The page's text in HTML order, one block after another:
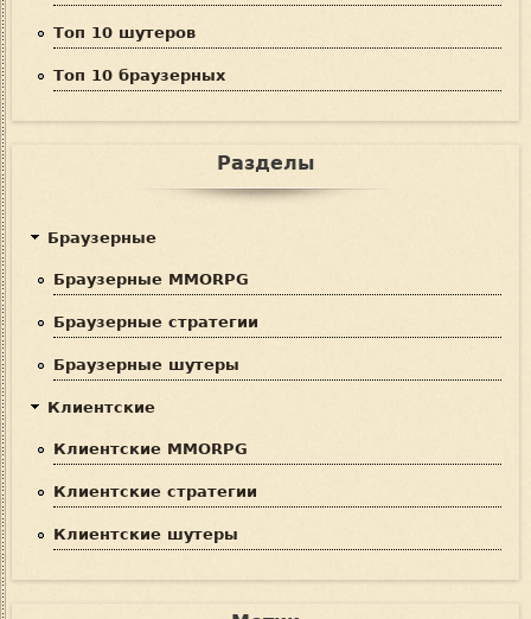
Топ 10 шутеров
Топ 10 браузерных
Разделы
Браузерные
Браузерные MMORPG
Браузерные стратегии
Браузерные шутеры
Клиентские
Клиентские MMORPG
Клиентские стратегии
Клиентские шутеры